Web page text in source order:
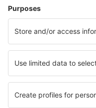
Hotely v Puerto Williams
Hotely Vicuna
Nejlepší hotely - města